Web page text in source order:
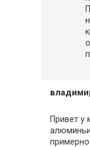
Привет у